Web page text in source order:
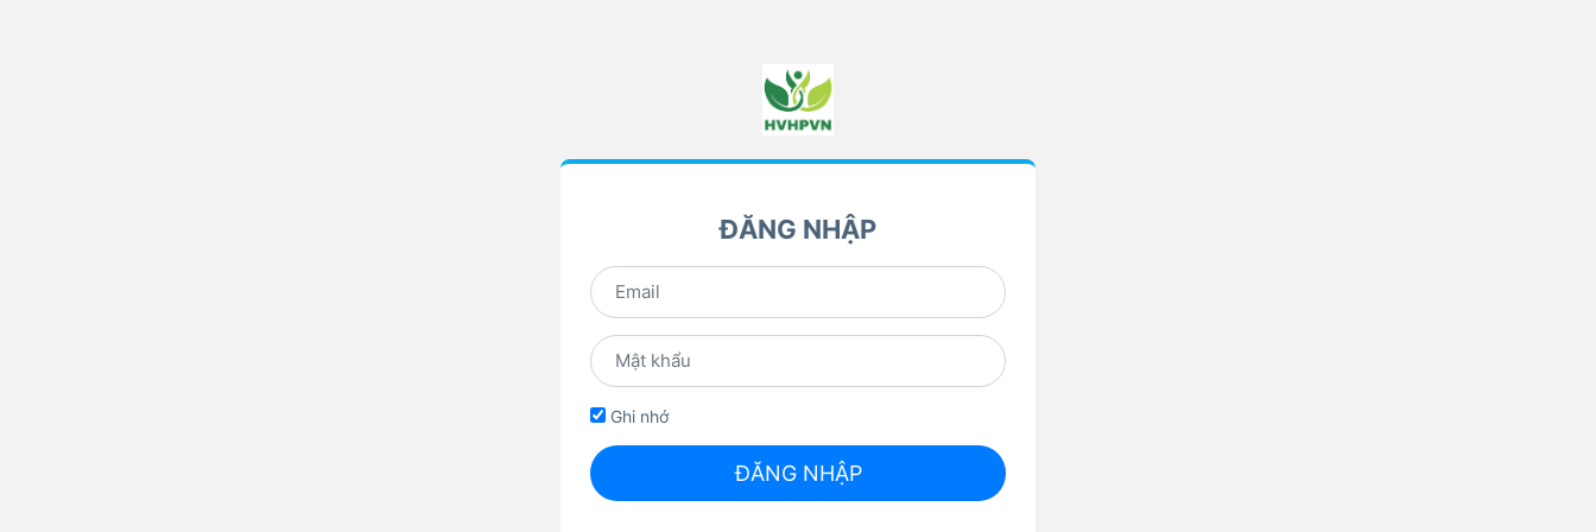
ĐĂNG NHẬP
Ghi nhớ
ĐĂNG NHẬP